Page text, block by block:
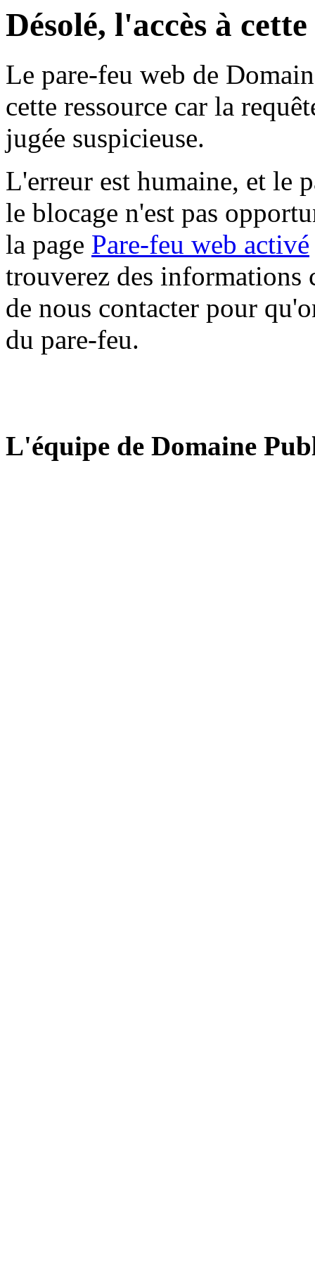
Désolé, l'accès à
Le pare-feu web de
cette ressource car la
jugée suspicieuse.
L'erreur est humaine, et le
le blocage n'est pas
la page Pare-feu web activé
trouverez des informations
de nous contacter pour
du pare-feu.
L'équipe de Domaine